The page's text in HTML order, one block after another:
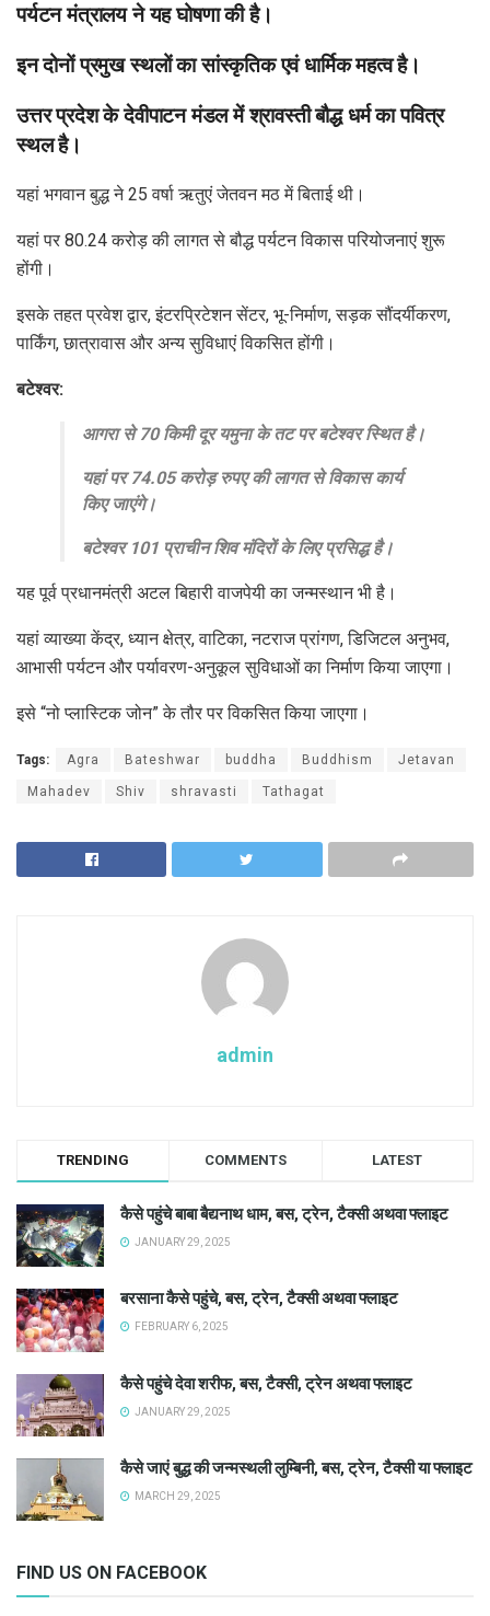
पर्यटन मंत्रालय ने यह घोषणा की है।
इन दोनों प्रमुख स्थलों का सांस्कृतिक एवं धार्मिक महत्व है।
उत्तर प्रदेश के देवीपाटन मंडल में श्रावस्ती बौद्ध धर्म का पवित्र
स्थल है।
यहां भगवान बुद्ध ने 25 वर्षा ऋतुएं जेतवन मठ में बिताई थी।
यहां पर 80.24 करोड़ की लागत से बौद्ध पर्यटन विकास परियोजनाएं शुरू
होंगी।
इसके तहत प्रवेश द्वार, इंटरप्रिटेशन सेंटर, भू-निर्माण, सड़क सौंदर्यीकरण,
पार्किंग, छात्रावास और अन्य सुविधाएं विकसित होंगी।
बटेश्वर:
आगरा से 70 किमी दूर यमुना के तट पर बटेश्वर स्थित है।
यहां पर 74.05 करोड़ रुपए की लागत से विकास कार्य
किए जाएंगे।
बटेश्वर 101 प्राचीन शिव मंदिरों के लिए प्रसिद्ध है।
यह पूर्व प्रधानमंत्री अटल बिहारी वाजपेयी का जन्मस्थान भी है।
यहां व्याख्या केंद्र, ध्यान क्षेत्र, वाटिका, नटराज प्रांगण, डिजिटल अनुभव,
आभासी पर्यटन और पर्यावरण-अनुकूल सुविधाओं का निर्माण किया जाएगा।
इसे “नो प्लास्टिक जोन” के तौर पर विकसित किया जाएगा।
Tags: Agra Bateshwar buddha Buddhism Jetavan
Mahadev Shiv shravasti Tathagat
admin
TRENDING COMMENTS LATEST
कैसे पहुंचे बाबा बैद्यनाथ धाम, बस, ट्रेन, टैक्सी अथवा फ्लाइट
JANUARY 29, 2025
बरसाना कैसे पहुंचे, बस, ट्रेन, टैक्सी अथवा फ्लाइट
FEBRUARY 6, 2025
कैसे पहुंचे देवा शरीफ, बस, टैक्सी, ट्रेन अथवा फ्लाइट
JANUARY 29, 2025
कैसे जाएं बुद्ध की जन्मस्थली लुम्बिनी, बस, ट्रेन, टैक्सी या फ्लाइट
MARCH 29, 2025
FIND US ON FACEBOOK